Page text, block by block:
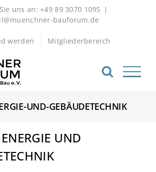
uns an: +49 89 3070 1095 |
bauforum.de
werden Mitgliederbereich
UND-GEBÄUDETECHNIK
UND